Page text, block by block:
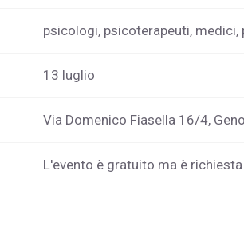
psicologi, psicoterapeuti, medici,
13 luglio
Via Domenico Fiasella 16/4,
L'evento è gratuito ma è